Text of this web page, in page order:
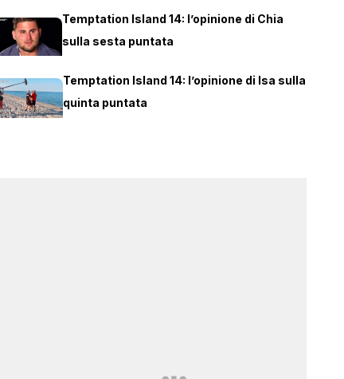
Temptation Island 14: l’opinione di Chia
sulla sesta puntata
Temptation Island 14: l’opinione di Isa sulla
quinta puntata